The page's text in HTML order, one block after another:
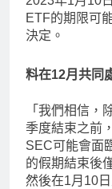
ETF的期限可
決定。
料在12月共同
「我們相信，
季度結束之前
SEC可能會面
的假期結束後
然後在1月10